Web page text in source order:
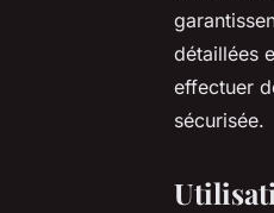
détaillées
effectuer
sécurisée.